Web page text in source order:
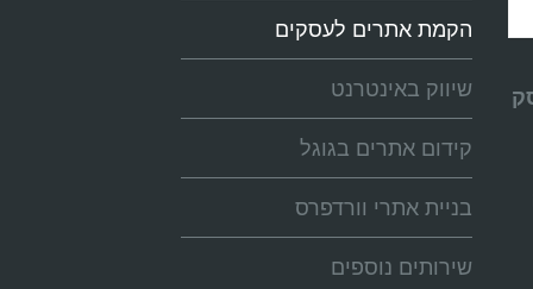
הקמת אתרים לעסקים
שיווק באינטרנט
קידום אתרים בגוגל
בניית אתרי וורדפרס
שירותים נוספים